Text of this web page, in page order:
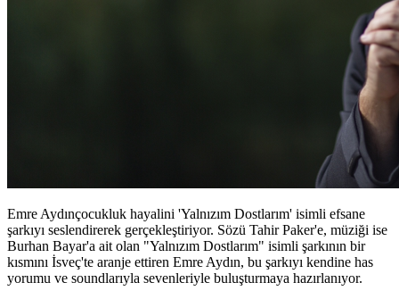
Emre Aydınçocukluk hayalini 'Yalnızım Dostlarım' isimli efsane
şarkıyı seslendirerek gerçekleştiriyor. Sözü Tahir Paker'e, müziği ise
Burhan Bayar'a ait olan "Yalnızım Dostlarım" isimli şarkının bir
kısmını İsveç'te aranje ettiren Emre Aydın, bu şarkıyı kendine has
yorumu ve soundlarıyla sevenleriyle buluşturmaya hazırlanıyor.